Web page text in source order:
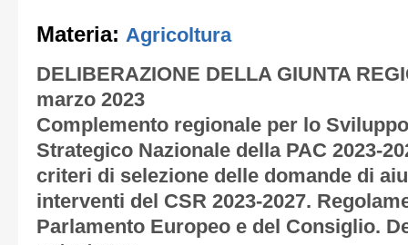
Materia: Agricoltura
DELIBERAZIONE DELLA GIUNTA
marzo 2023
Complemento regionale per lo
Strategico Nazionale della PAC 2023-
criteri di selezione delle domande di
interventi del CSR 2023-2027.
Parlamento Europeo e del Consiglio.